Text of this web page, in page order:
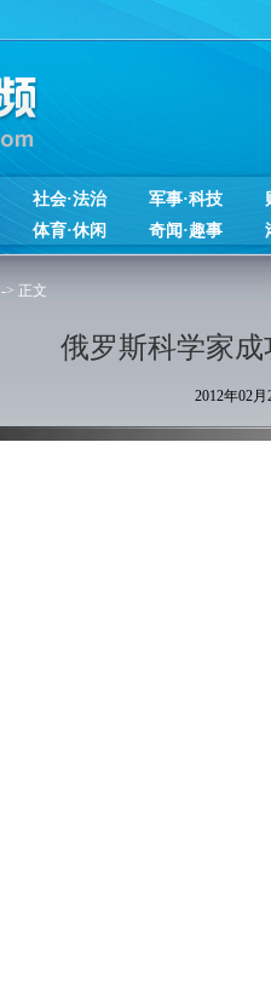
社会·法治 军事·科技
体育·休闲 奇闻·趣事
-> 正文
俄罗斯科学家
2012年02